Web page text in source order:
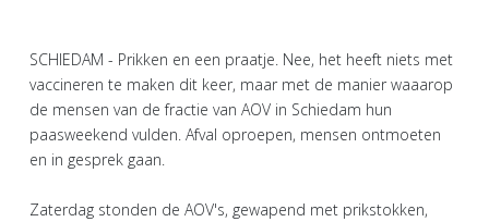
SCHIEDAM - Prikken en een praatje. Nee, het heeft niets met
vaccineren te maken dit keer, maar met de manier waaarop
de mensen van de fractie van AOV in Schiedam hun
paasweekend vulden. Afval oproepen, mensen ontmoeten
en in gesprek gaan.
Zaterdag stonden de AOV's, gewapend met prikstokken,